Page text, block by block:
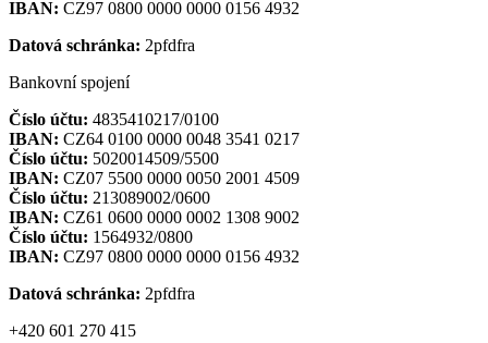
IBAN: CZ97 0800 0000 0000 0156 4932
Datová schránka: 2pfdfra
Bankovní spojení
Číslo účtu: 4835410217/0100
IBAN: CZ64 0100 0000 0048 3541 0217
Číslo účtu: 5020014509/5500
IBAN: CZ07 5500 0000 0050 2001 4509
Číslo účtu: 213089002/0600
IBAN: CZ61 0600 0000 0002 1308 9002
Číslo účtu: 1564932/0800
IBAN: CZ97 0800 0000 0000 0156 4932
Datová schránka: 2pfdfra
+420 601 270 415